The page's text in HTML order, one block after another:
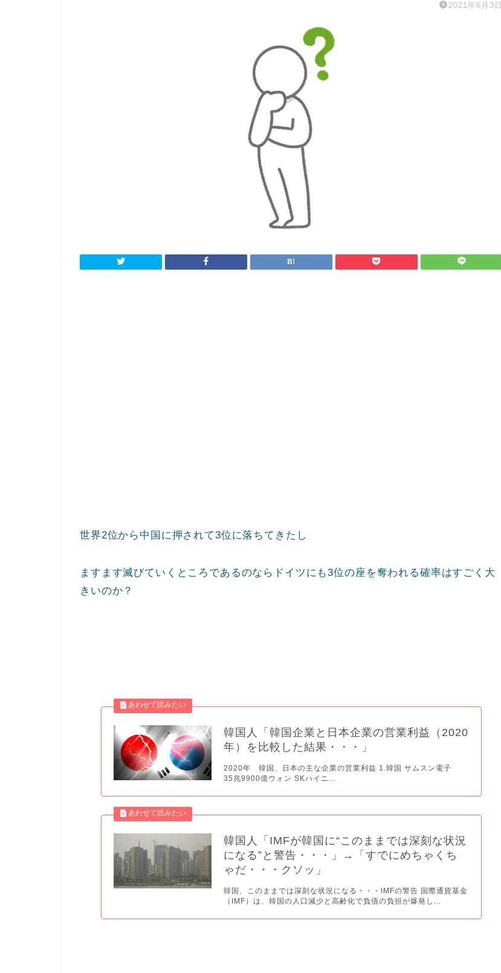
2021年6月3日
世界2位から中国に押されて3位に落ちてきたし
ますます滅びていくところであるのならドイツにも3位の座を奪われる確率はすごく大
きいのか？
韓国人「韓国企業と日本企業の営業利益（2020
年）を比較した結果・・・」
2020年 韓国、日本の主な企業の営業利益 1.韓国 サムスン電子
35兆9900億ウォン SKハイニ...
韓国人「IMFが韓国に“このままでは深刻な状況
になる”と警告・・・」→「すでにめちゃくち
ゃだ・・・クソッ」
韓国、このままでは深刻な状況になる・・・IMFの警告 国際通貨基金
（IMF）は、韓国の人口減少と高齢化で負債の負担が爆発し...